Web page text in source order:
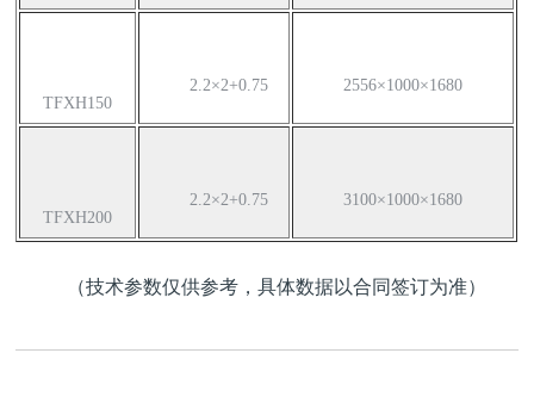
TFXH150
2.2×2+0.75 2556×1000×1680
TFXH200
2.2×2+0.75 3100×1000×1680
（技术参数仅供参考，具体数据以合同签订为准）